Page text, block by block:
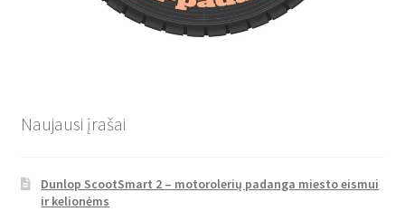
Naujausi įrašai
Dunlop ScootSmart 2 – motorolerių padanga miesto eismui
ir kelionėms